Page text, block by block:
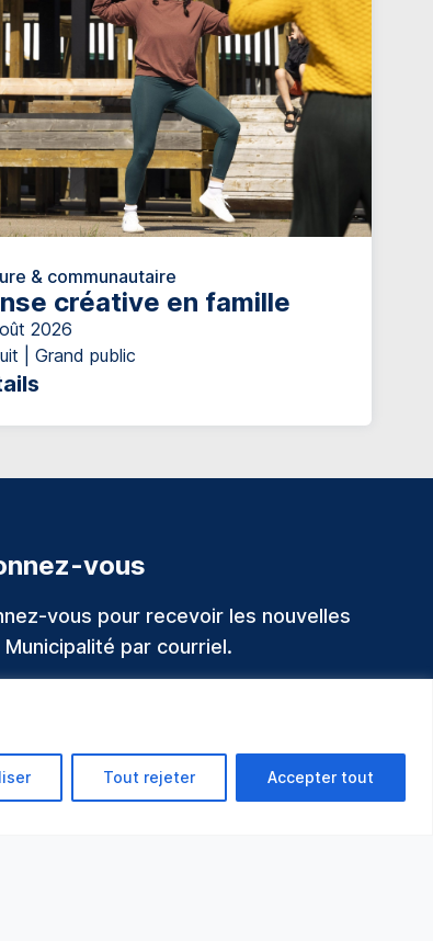
Tout rejeter Accepter tout
& communautaire
créative en famille
2026
| Grand public
vous
vous pour recevoir les nouvelles
Municipalité par courriel.